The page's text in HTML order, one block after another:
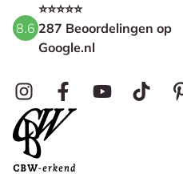
8.6
⭐⭐⭐⭐⭐
287 Beoordelingen op
Google.nl